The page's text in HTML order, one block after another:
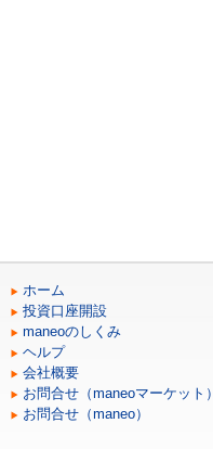
ホーム
投資口座開設
maneoのしくみ
ヘルプ
会社概要
お問合せ（maneoマーケット）
お問合せ（maneo）